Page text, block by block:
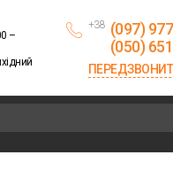
–
+38 (097)
(050)